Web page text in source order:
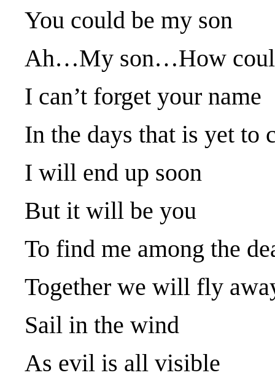
You could be my son
Ah…My son…How
I can’t forget your name
In the days that is yet to
I will end up soon
But it will be you
To find me among the
Together we will fly
Sail in the wind
As evil is all visible